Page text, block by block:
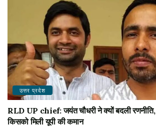
उत्तर प्रदेश
RLD UP chief: जयंत चौधरी ने क्यों बदली
किसको मिली यूपी की कमान